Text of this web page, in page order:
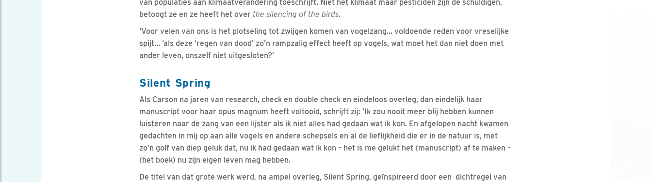
van populaties aan klimaatverandering toeschrijft. Niet het klimaat maar pesticiden zijn de schuldigen,
betoogt ze en ze heeft het over the silencing of the birds.
‘Voor velen van ons is het plotseling tot zwijgen komen van vogelzang… voldoende reden voor vreselijke
spijt… ‘als deze ‘regen van dood’ zo’n rampzalig effect heeft op vogels, wat moet het dan niet doen met
ander leven, onszelf niet uitgesloten?’
Silent Spring
Als Carson na jaren van research, check en double check en eindeloos overleg, dan eindelijk haar
manuscript voor haar opus magnum heeft voltooid, schrijft zij: ‘Ik zou nooit meer blij hebben kunnen
luisteren naar de zang van een lijster als ik niet alles had gedaan wat ik kon. En afgelopen nacht kwamen
gedachten in mij op aan alle vogels en andere schepsels en al de lieflijkheid die er in de natuur is, met
zo’n golf van diep geluk dat, nu ik had gedaan wat ik kon – het is me gelukt het (manuscript) af te maken –
(het boek) nu zijn eigen leven mag hebben.
De titel van dat grote werk werd, na ampel overleg, Silent Spring, geïnspireerd door een dichtregel van